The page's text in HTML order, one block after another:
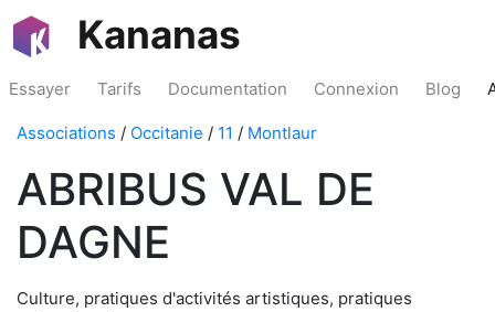
Kananas
Essayer Tarifs Documentation Connexion Blog
Associations / Occitanie / 11 / Montlaur
ABRIBUS VAL DE
DAGNE
Culture, pratiques d'activités artistiques, pratiques